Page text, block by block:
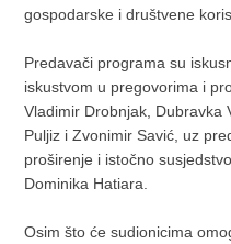
gospodarske i društvene
Predavači programa su
iskustvom u pregovorima i
Vladimir Drobnjak, Dubravka
Puljiz i Zvonimir Savić, uz
proširenje i istočno
Dominika Hatiara.
Osim što će sudionicima